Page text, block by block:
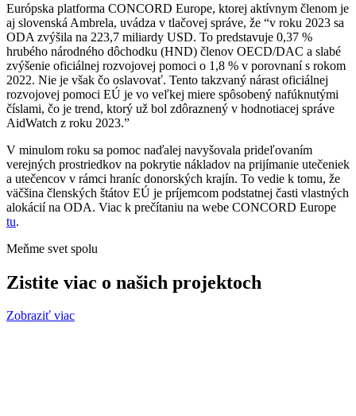
Európska platforma CONCORD Europe, ktorej aktívnym členom je
aj slovenská Ambrela, uvádza v tlačovej správe, že “v roku 2023 sa
ODA zvýšila na 223,7 miliardy USD. To predstavuje 0,37 %
hrubého národného dôchodku (HND) členov OECD/DAC a slabé
zvýšenie oficiálnej rozvojovej pomoci o 1,8 % v porovnaní s rokom
2022. Nie je však čo oslavovať. Tento takzvaný nárast oficiálnej
rozvojovej pomoci EÚ je vo veľkej miere spôsobený nafúknutými
číslami, čo je trend, ktorý už bol zdôraznený v hodnotiacej správe
AidWatch z roku 2023.”
V minulom roku sa pomoc naďalej navyšovala prideľovaním
verejných prostriedkov na pokrytie nákladov na prijímanie utečeniek
a utečencov v rámci hraníc donorských krajín. To vedie k tomu, že
väčšina členských štátov EÚ je príjemcom podstatnej časti vlastných
alokácií na ODA. Viac k prečítaniu na webe CONCORD Europe
tu.
Meňme svet spolu
Zistite viac o našich projektoch
Zobraziť viac